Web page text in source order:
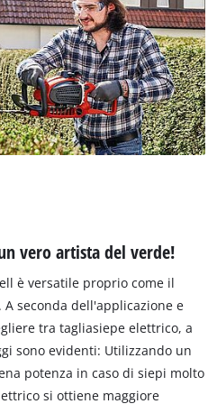
vero artista del verde!
è versatile proprio come il
seconda dell'applicazione e
tra tagliasiepe elettrico, a
sono evidenti: Utilizzando un
potenza in caso di siepi molto
si ottiene maggiore